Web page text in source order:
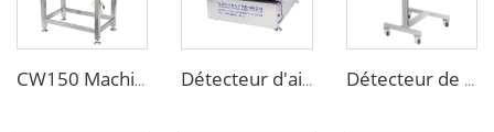
CW150 Machine de tri dynamique en ligne pour l'industrie alimentaire Détecteur d'aiguilles en tissu pour vêtements emballés, sous-vêtements, chaussettes ou chaussures Détecteur de métaux pharmaceutiques pour comprimés, capsules ou médicaments